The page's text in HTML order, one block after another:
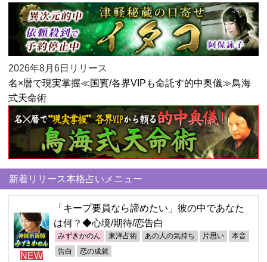
2026年8月6日リリース
名×暦で現実掌握≪国賓/各界VIPも命託す的中奥儀≫鳥海
式天命術
新着リリース本格占いメニュー
NEW
「キープ要員なら諦めたい」彼の中であなた
は何？◆心境/期待/恋告白
みずきかのん 東洋占術 あの人の気持ち 片思い 本音
告白 恋の成就